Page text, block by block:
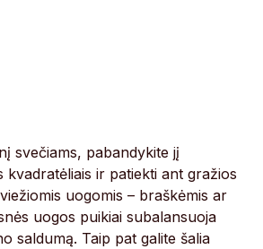
svečiams, pabandykite jį
kvadratėliais ir patiekti ant gražios
uogomis – braškėmis ar
uogos puikiai subalansuoja
saldumą. Taip pat galite šalia